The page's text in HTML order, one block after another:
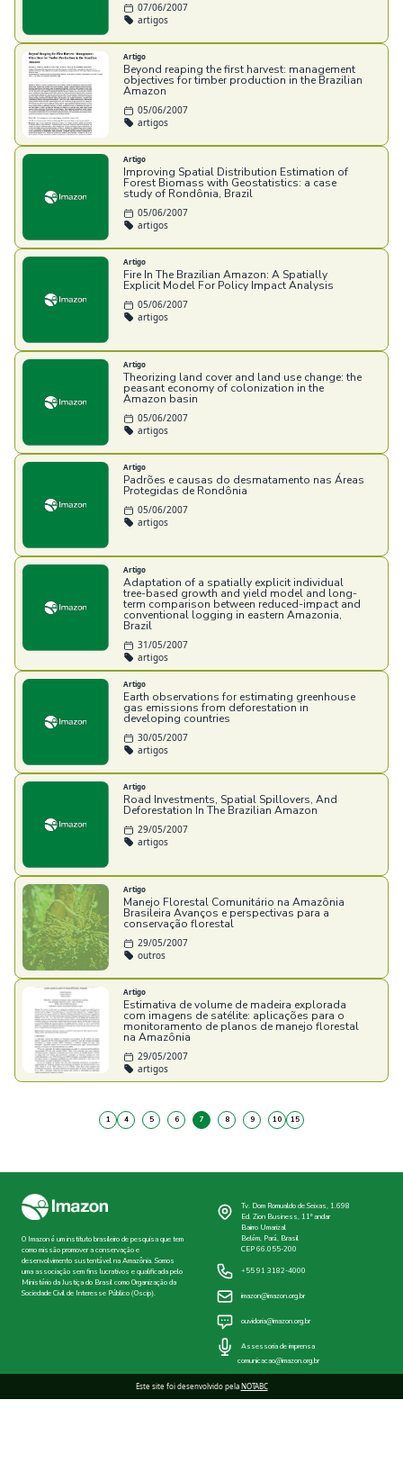
07/06/2007
artigos
Artigo
Beyond reaping the first harvest: management
objectives for timber production in the Brazilian
Amazon
05/06/2007
artigos
Artigo
Improving Spatial Distribution Estimation of
Forest Biomass with Geostatistics: a case
study of Rondônia, Brazil
05/06/2007
artigos
Artigo
Fire In The Brazilian Amazon: A Spatially
Explicit Model For Policy Impact Analysis
05/06/2007
artigos
Artigo
Theorizing land cover and land use change: the
peasant economy of colonization in the
Amazon basin
05/06/2007
artigos
Artigo
Padrões e causas do desmatamento nas Áreas
Protegidas de Rondônia
05/06/2007
artigos
Artigo
Adaptation of a spatially explicit individual
tree-based growth and yield model and long-
term comparison between reduced-impact and
conventional logging in eastern Amazonia,
Brazil
31/05/2007
artigos
Artigo
Earth observations for estimating greenhouse
gas emissions from deforestation in
developing countries
30/05/2007
artigos
Artigo
Road Investments, Spatial Spillovers, And
Deforestation In The Brazilian Amazon
29/05/2007
artigos
Artigo
Manejo Florestal Comunitário na Amazônia
Brasileira Avanços e perspectivas para a
conservação florestal
29/05/2007
outros
Artigo
Estimativa de volume de madeira explorada
com imagens de satélite: aplicações para o
monitoramento de planos de manejo florestal
na Amazônia
29/05/2007
artigos
1 4 5 6 7 8 9 10 15
O Imazon é um instituto brasileiro de pesquisa que tem
como missão promover a conservação e
desenvolvimento sustentável na Amazônia. Somos
uma associação sem fins lucrativos e qualificada pelo
Ministério da Justiça do Brasil como Organização da
Sociedade Civil de Interesse Público (Oscip).
Tv. Dom Romualdo de Seixas, 1.698
Ed. Zion Business, 11º andar
Bairro Umarizal
Belém, Pará, Brasil
CEP 66.055-200
+55 91 3182-4000
imazon@imazon.org.br
ouvidoria@imazon.org.br
Assessoria de imprensa
comunicacao@imazon.org.br
Este site foi desenvolvido pelaNOTABC